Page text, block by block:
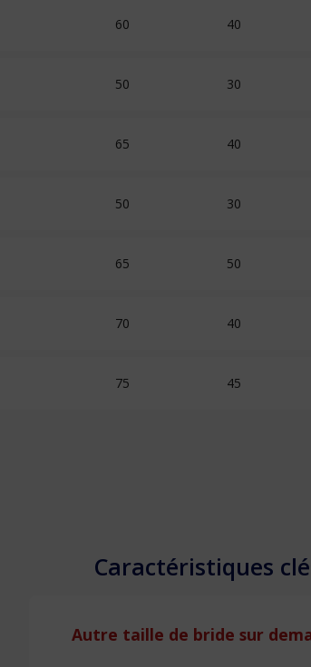
60 40
50 30
65 40
50 30
65 50
70 40
75 45
Caractéristiques
Autre taille de bride sur